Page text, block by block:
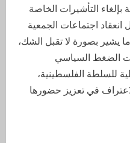
بإلغاء التأشيرات الخاصة
اجتماعات الجمعية
يشير بصورة لا تقبل الشك،
الضغط السياسي
للسلطة الفلسطينية،
في تعزيز حضورها